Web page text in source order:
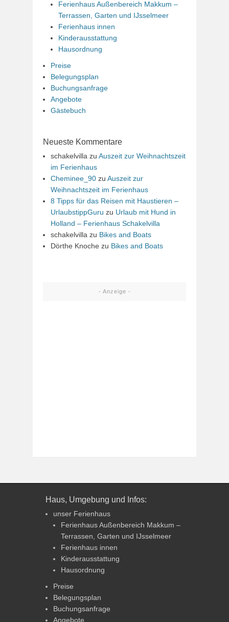
Ferienhaus Außenbereich Makkum –
Terrassen, Garten und IJsselmeer
Ferienhaus innen
Kinderausstattung
Hausordnung
Preise
Belegungsplan
Buchungsanfrage
Angebote
Gästebuch
Neueste Kommentare
schakelvilla zu Auszeit zur Weihnachtszeit
im Ferienhaus
Cheminee_90 zu Auszeit zur
Weihnachtszeit im Ferienhaus
8 Tipps für das Reisen mit Haustieren –
UrlaubstippGuru zu Urlaub mit Hund in
Holland – Ferienhaus Schakelvilla
schakelvilla zu Bikes and Boats
Dörthe Knoche zu Bikes and Boats
- Anzeige -
Haus, Umgebung und Infos:
unser Ferienhaus
Ferienhaus Außenbereich Makkum –
Terrassen, Garten und IJsselmeer
Ferienhaus innen
Kinderausstattung
Hausordnung
Preise
Belegungsplan
Buchungsanfrage
Angebote